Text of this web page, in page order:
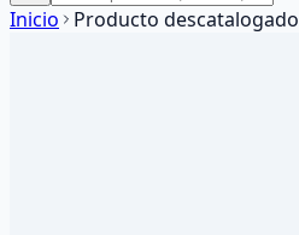
Inicio Producto descatalogado